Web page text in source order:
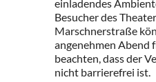
einladendes
Besucher des
Marschnerstraße
angenehmen Abend
beachten, dass der
nicht barrierefrei ist.